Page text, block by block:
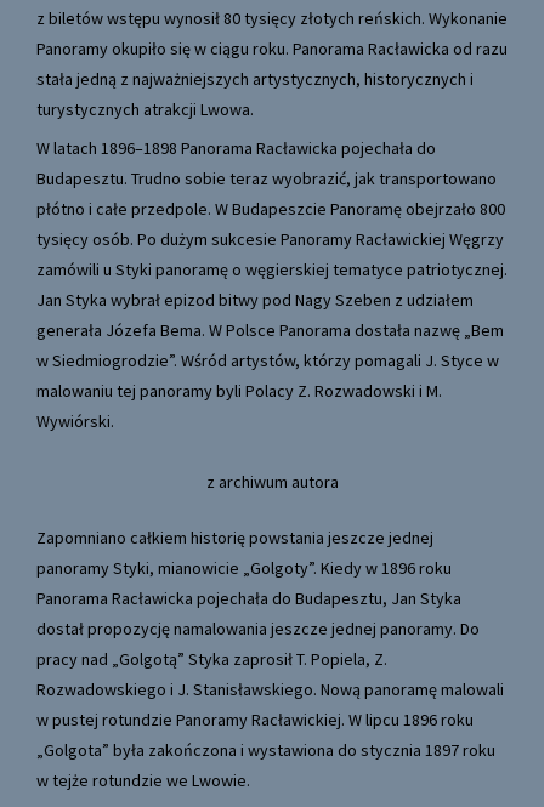
z biletów wstępu wynosił 80 tysięcy złotych reńskich. Wykonanie
Panoramy okupiło się w ciągu roku. Panorama Racławicka od razu
stała jedną z najważniejszych artystycznych, historycznych i
turystycznych atrakcji Lwowa.
W latach 1896–1898 Panorama Racławicka pojechała do
Budapesztu. Trudno sobie teraz wyobrazić, jak transportowano
płótno i całe przedpole. W Budapeszcie Panoramę obejrzało 800
tysięcy osób. Po dużym sukcesie Panoramy Racławickiej Węgrzy
zamówili u Styki panoramę o węgierskiej tematyce patriotycznej.
Jan Styka wybrał epizod bitwy pod Nagy Szeben z udziałem
generała Józefa Bema. W Polsce Panorama dostała nazwę „Bem
w Siedmiogrodzie”. Wśród artystów, którzy pomagali J. Styce w
malowaniu tej panoramy byli Polacy Z. Rozwadowski i M.
Wywiórski.
z archiwum autora
Zapomniano całkiem historię powstania jeszcze jednej
panoramy Styki, mianowicie „Golgoty”. Kiedy w 1896 roku
Panorama Racławicka pojechała do Budapesztu, Jan Styka
dostał propozycję namalowania jeszcze jednej panoramy. Do
pracy nad „Golgotą” Styka zaprosił T. Popiela, Z.
Rozwadowskiego i J. Stanisławskiego. Nową panoramę malowali
w pustej rotundzie Panoramy Racławickiej. W lipcu 1896 roku
„Golgota” była zakończona i wystawiona do stycznia 1897 roku
w tejże rotundzie we Lwowie.